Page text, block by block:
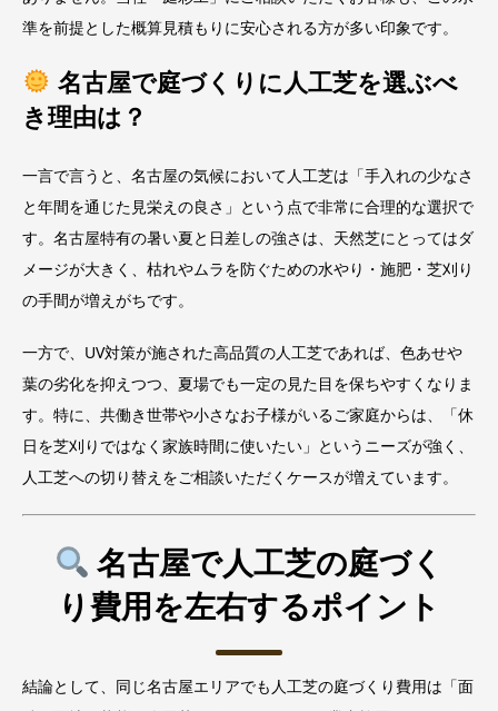
準を前提とした概算見積もりに安心される方が多い印象です。
名古屋で庭づくりに人工芝を選ぶべ
き理由は？
一言で言うと、名古屋の気候において人工芝は「手入れの少なさ
と年間を通じた見栄えの良さ」という点で非常に合理的な選択で
す。名古屋特有の暑い夏と日差しの強さは、天然芝にとってはダ
メージが大きく、枯れやムラを防ぐための水やり・施肥・芝刈り
の手間が増えがちです。
一方で、UV対策が施された高品質の人工芝であれば、色あせや
葉の劣化を抑えつつ、夏場でも一定の見た目を保ちやすくなりま
す。特に、共働き世帯や小さなお子様がいるご家庭からは、「休
日を芝刈りではなく家族時間に使いたい」というニーズが強く、
人工芝への切り替えをご相談いただくケースが増えています。
名古屋で人工芝の庭づく
り費用を左右するポイント
結論として、同じ名古屋エリアでも人工芝の庭づくり費用は「面